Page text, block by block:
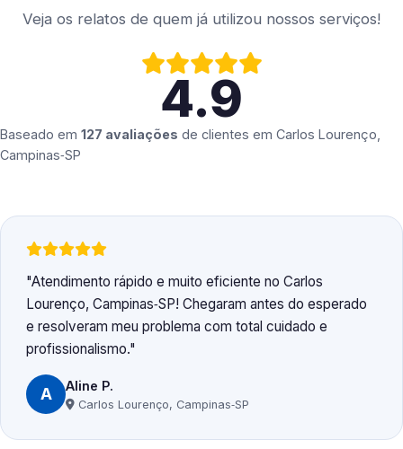
Veja os relatos de quem já utilizou nossos serviços!
4.9
Baseado em 127 avaliações de clientes em Carlos Lourenço,
Campinas‑SP
Atendimento rápido e muito eficiente no Carlos
Lourenço, Campinas‑SP! Chegaram antes do esperado
e resolveram meu problema com total cuidado e
profissionalismo.
A Aline P.
Carlos Lourenço, Campinas‑SP